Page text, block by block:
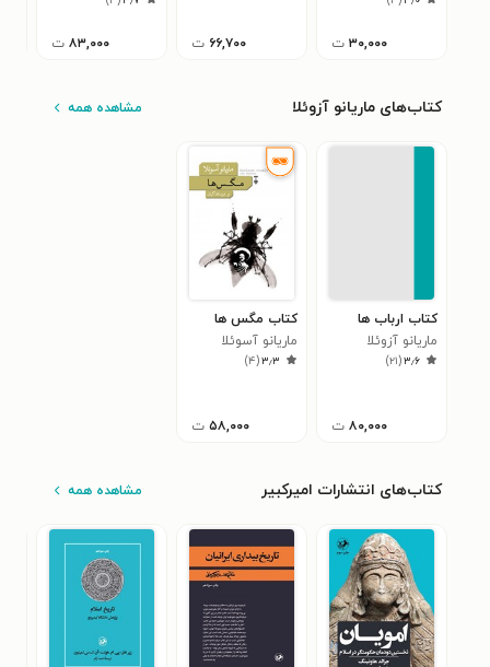
۳۰,۰۰۰ ت ۶۶,۷۰۰ ت ۸۳,۰۰۰ ت
کتاب‌های ماریانو آزوئلا‬‏‫ مشاهده همه
کتاب ارباب ها
ماریانو آزوئلا‬‌‫
۳٫۶(۲۱)
۸۰,۰۰۰ ت
کتاب مگس ها
ماریانو آسوئلا
۳٫۳(۴)
۵۸,۰۰۰ ت
کتاب‌های انتشارات امیرکبیر مشاهده همه